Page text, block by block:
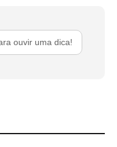
ouvir uma dica!